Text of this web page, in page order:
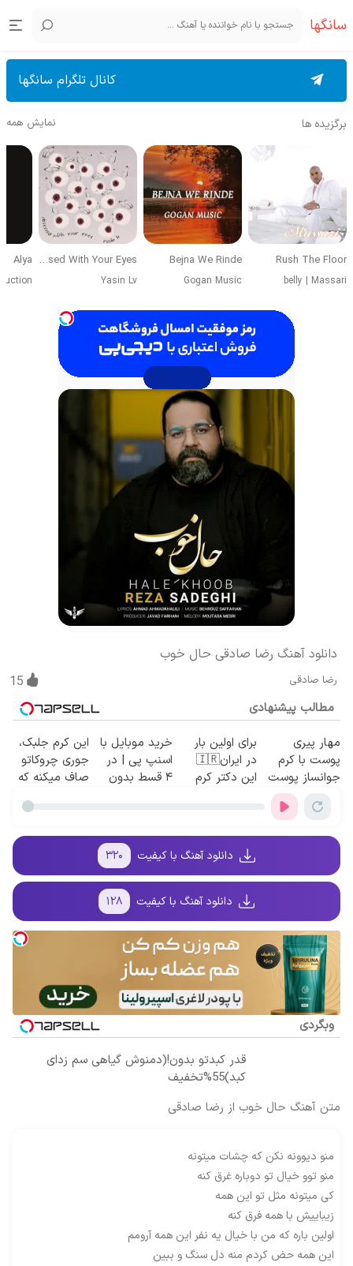
سانگها
کانال تلگرام سانگها
برگزیده ها نمایش همه
Rush The Floor
belly | Massari
Bejna We Rinde
Gogan Music
Obsessed With Your Eyes
Yasin Lv
Alya
دانلود آهنگ رضا صادقی حال خوب
رضا صادقی 15
مطالب پیشنهادی
مهار پیری
پوست با کرم
جوانساز پوست
آلمانی(تخفیف
ویژه تا امشب)
برای اولین بار
در ایران🇮🇷
این دکتر کرم
خرید موبایل با
اسنپ پی | در
۴ قسط بدون
این کرم جلبک،
جوری چروکاتو
صاف میکنه که
کردی!(تخفیف
دانلود آهنگ با کیفیت ۳۲۰
دانلود آهنگ با کیفیت ۱۲۸
وبگردی
قدر کبدتو بدون!(دمنوش گیاهی سم زدای
کبد)55%تخفیف
متن آهنگ حال خوب از رضا صادقی
منو دیوونه نکن که چشات میتونه
منو توو خیال تو دوباره غرق کنه
کی میتونه مثل تو این همه
زیباییش با همه فرق کنه
اولین باره که من با خیال یه نفر این همه آرومم
این همه حض کردم منه دل سنگ و ببین